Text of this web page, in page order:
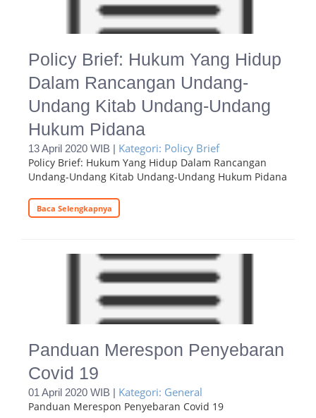
Policy Brief: Hukum Yang Hidup
Dalam Rancangan Undang-
Undang Kitab Undang-Undang
Hukum Pidana
13 April 2020 WIB | Kategori: Policy Brief
Policy Brief: Hukum Yang Hidup Dalam Rancangan
Undang-Undang Kitab Undang-Undang Hukum Pidana
Baca Selengkapnya
Panduan Merespon Penyebaran
Covid 19
01 April 2020 WIB | Kategori: General
Panduan Merespon Penyebaran Covid 19